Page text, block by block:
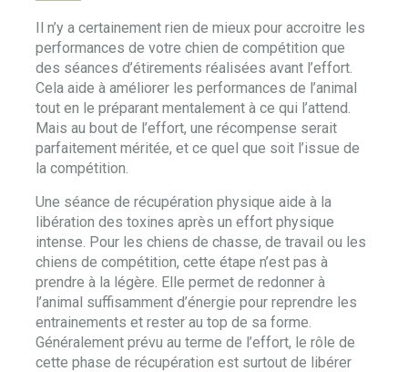
Il n’y a certainement rien de mieux pour accroitre les
performances de votre chien de compétition que
des séances d’étirements réalisées avant l’effort.
Cela aide à améliorer les performances de l’animal
tout en le préparant mentalement à ce qui l’attend.
Mais au bout de l’effort, une récompense serait
parfaitement méritée, et ce quel que soit l’issue de
la compétition.
Une séance de récupération physique aide à la
libération des toxines après un effort physique
intense. Pour les chiens de chasse, de travail ou les
chiens de compétition, cette étape n’est pas à
prendre à la légère. Elle permet de redonner à
l’animal suffisamment d’énergie pour reprendre les
entrainements et rester au top de sa forme.
Généralement prévu au terme de l’effort, le rôle de
cette phase de récupération est surtout de libérer